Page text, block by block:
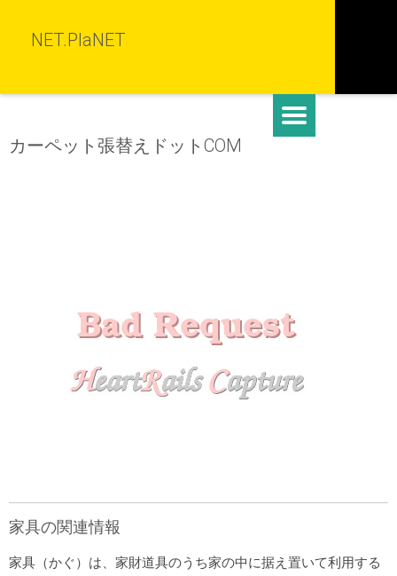
NET.PlaNET
カーペット張替えドットCOM
家具の関連情報
家具（かぐ）は、家財道具のうち家の中に据え置いて利用する